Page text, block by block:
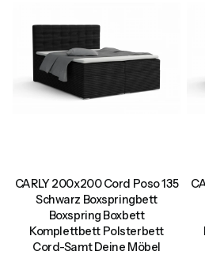
CARLY 200x200 Cord Poso 135
Schwarz Boxspringbett
Boxspring Boxbett
Komplettbett Polsterbett
Cord-Samt Deine Möbel